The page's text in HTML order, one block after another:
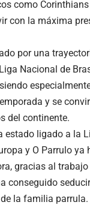
como
con la máxima
por una
Nacional de
y se
del continente.
estado ligado a la
y O Parrulo ya
gracias al
conseguido
la familia parrula.